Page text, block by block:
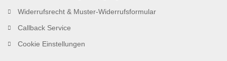
Widerrufsrecht & Muster-Widerrufsformular
Callback Service
Cookie Einstellungen